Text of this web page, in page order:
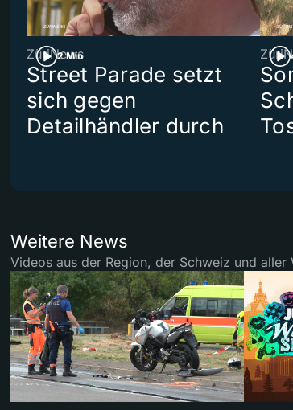
2 Min
ZüriNews
Street Parade setzt
sich gegen
Detailhändler durch
Weitere News
Videos aus der Region, der Schweiz und aller